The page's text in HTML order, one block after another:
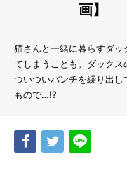
画】
猫さんと一緒に暮らすダ
てしまうことも。ダック
ついついパンチを繰り出
もので…!?
Share Tweet